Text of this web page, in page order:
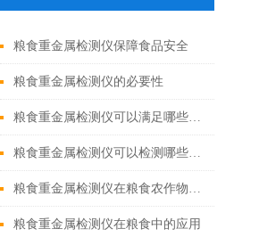
粮食重金属检测仪保障食品安全
粮食重金属检测仪的必要性
粮食重金属检测仪可以满足哪些部门检测需求
粮食重金属检测仪可以检测哪些项目
粮食重金属检测仪在粮食农作物中的应用
粮食重金属检测仪在粮食中的应用